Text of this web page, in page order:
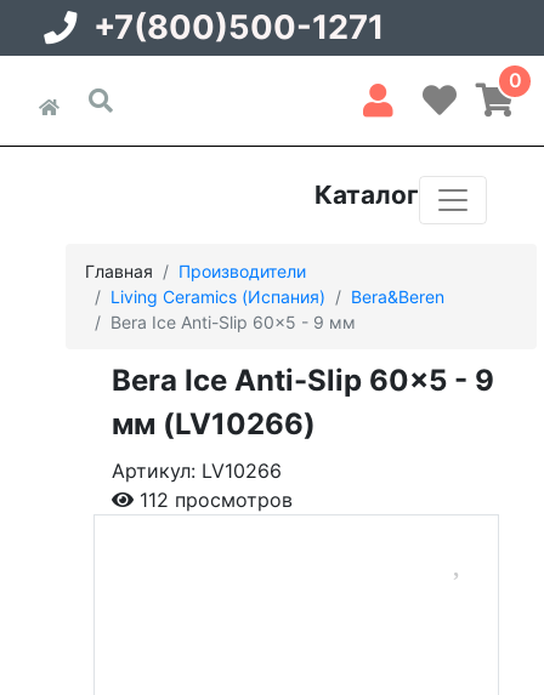
+7(800)500-1271
0
Каталог
Главная
Производители
Living Ceramics (Испания)
Bera&Beren
Bera Ice Anti-Slip 60x5 - 9 мм
Bera Ice Anti-Slip 60x5 - 9
мм (LV10266)
Артикул: LV10266
112 просмотров